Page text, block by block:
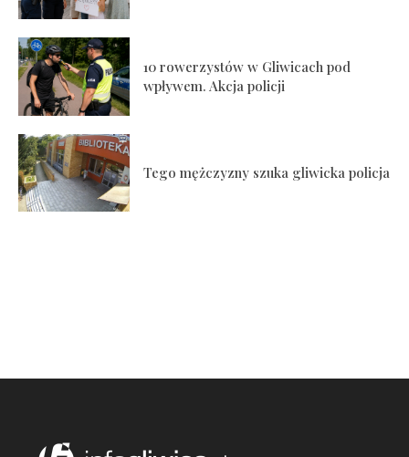
10 rowerzystów w Gliwicach pod
wpływem. Akcja policji
Tego mężczyzny szuka gliwicka policja